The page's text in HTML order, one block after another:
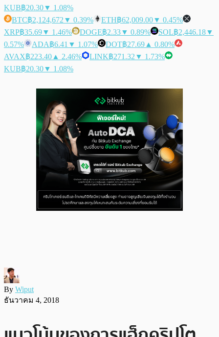
KUB฿20.30▼ 1.08%
BTC฿2,124,672 ▼ 0.39% ETH฿62,009.00▼ 0.45%
XRP฿35.69▼ 1.46% DOGE฿2.33▼ 0.89% SOL฿2,446.18▼
0.57%
ADA฿6.41 ▼ 1.07% DOT฿27.69 ▲ 0.80%
AVAX฿223.40 ▲ 2.46% LINK฿271.32 ▼ 1.73%
KUB฿20.30▼ 1.08%
By Wiput
ธันวาคม 4, 2018